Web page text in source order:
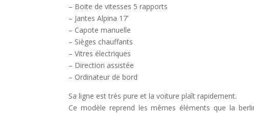
– Boite de vitesses 5 rapports
– Jantes Alpina 17’
– Capote manuelle
– Sièges chauffants
– Vitres électriques
– Direction assistée
– Ordinateur de bord
Sa ligne est très pure et la voiture plaît rapidement.
Ce modèle reprend les mêmes éléments que la